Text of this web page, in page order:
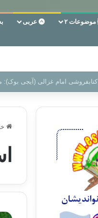
موضوعات ۲ عربی
سر دفتر فساد در زمین‌، دوری